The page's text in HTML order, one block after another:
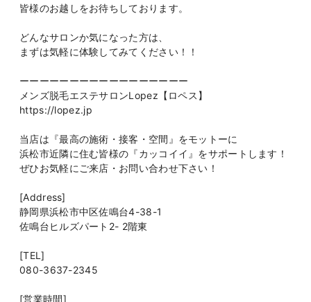
皆様のお越しをお待ちしております。
どんなサロンか気になった方は、
まずは気軽に体験してみてください！！
ーーーーーーーーーーーーーーーーー
メンズ脱毛エステサロンLopez【ロペス】
https://lopez.jp
当店は『最高の施術・接客・空間』をモットーに
浜松市近隣に住む皆様の『カッコイイ』をサポートします！
ぜひお気軽にご来店・お問い合わせ下さい！
[Address]
静岡県浜松市中区佐鳴台4-38-1
佐鳴台ヒルズパート2- 2階東
[TEL]
080-3637-2345
[営業時間]